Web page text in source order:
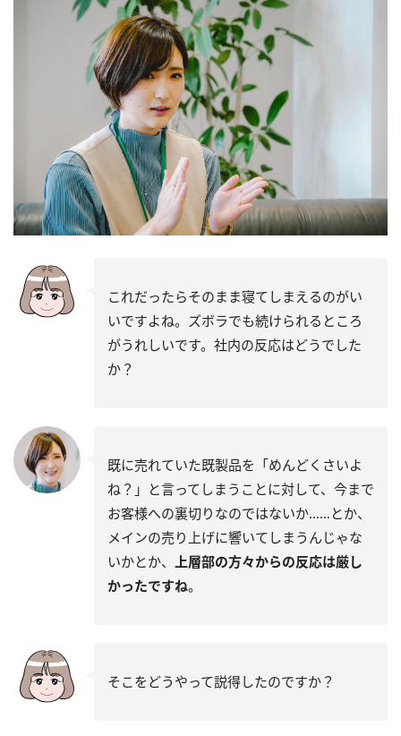
これだったらそのまま寝てしまえるのがい
いですよね。ズボラでも続けられるところ
がうれしいです。社内の反応はどうでした
か？
既に売れていた既製品を「めんどくさいよ
ね？」と言ってしまうことに対して、今まで
お客様への裏切りなのではないか……とか、
メインの売り上げに響いてしまうんじゃな
いかとか、 上層部の方々からの反応は厳し
かったですね。
そこをどうやって説得したのですか？